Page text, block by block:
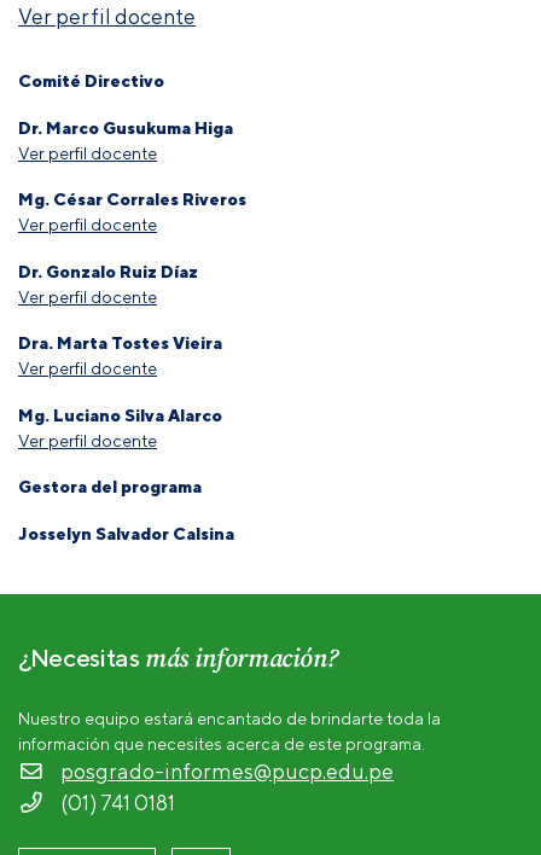
Ver perfil docente
Comité Directivo
Dr. Marco Gusukuma Higa
Ver perfil docente
Mg. César Corrales Riveros
Ver perfil docente
Dr. Gonzalo Ruiz Díaz
Ver perfil docente
Dra. Marta Tostes Vieira
Ver perfil docente
Mg. Luciano Silva Alarco
Ver perfil docente
Gestora del programa
Josselyn Salvador Calsina
¿Necesitas más información?
Nuestro equipo estará encantado de brindarte toda la
información que necesites acerca de este programa.
posgrado-informes@pucp.edu.pe
(01) 741 0181